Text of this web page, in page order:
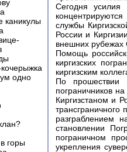
каникулы
одно
горы
Сегодня усилия
службы
России и
внешних рубежах
Помощь
киргизских
киргизским
По прошествии
пограничников
Киргизстаном и
трансграничного
разграблением
становлении
пограничном
укрепления